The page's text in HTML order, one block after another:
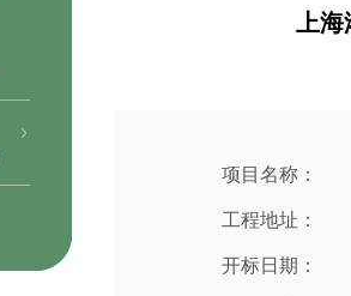
上海
项目名称：
工程地址：
开标日期：